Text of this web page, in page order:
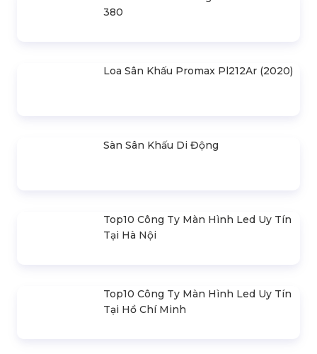
380
Loa Sân Khấu Promax Pl212Ar (2020)
Sàn Sân Khấu Di Động
Top10 Công Ty Màn Hình Led Uy Tín
Tại Hà Nội
Top10 Công Ty Màn Hình Led Uy Tín
Tại Hồ Chí Minh